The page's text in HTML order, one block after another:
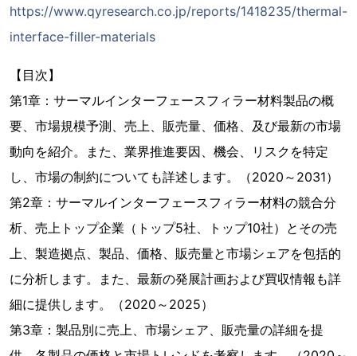
https://www.qyresearch.co.jp/reports/1418235/thermal-
interface-filler-materials
【目次】
第1章：サーマルインターフェースフィラー材料製品の概
要、市場規模予測、売上、販売量、価格、及び最新の市場
動向を紹介。また、業界推進要因、機会、リスクを特定
し、市場の制約についても詳述します。（2020～2031）
第2章：サーマルインターフェースフィラー材料の競合分
析、売上トップ企業（トップ5社、トップ10社）とその売
上、製造拠点、製品、価格、販売量と市場シェアを包括的
に分析します。また、最新の発展計画および買収情報も詳
細に提供します。（2020～2025）
第3章：製品別に売上、市場シェア、販売量の詳細を提